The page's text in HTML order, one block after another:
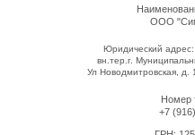
Номер
+7
Юридический адрес:
вн.тер.г.
Ул Новодмитровская,
ООО